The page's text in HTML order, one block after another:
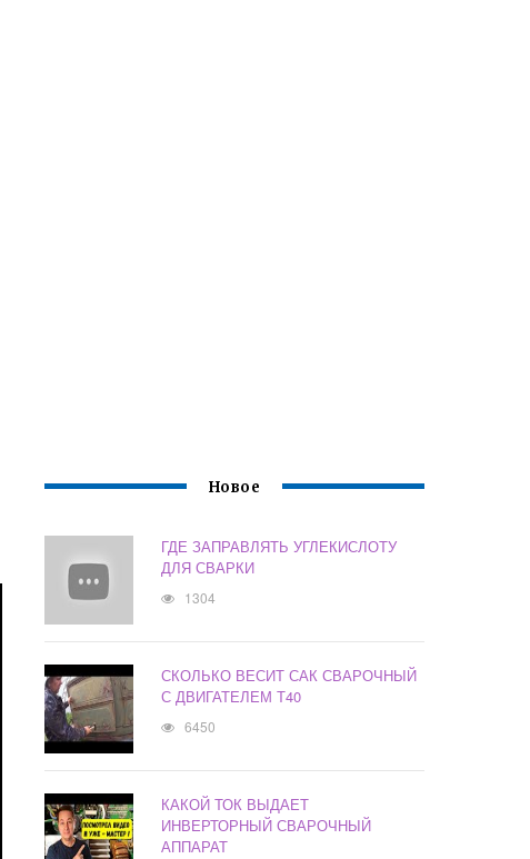
Новое
ГДЕ ЗАПРАВЛЯТЬ УГЛЕКИСЛОТУ
ДЛЯ СВАРКИ
1304
СКОЛЬКО ВЕСИТ САК СВАРОЧНЫЙ
С ДВИГАТЕЛЕМ Т40
6450
КАКОЙ ТОК ВЫДАЕТ
ИНВЕРТОРНЫЙ СВАРОЧНЫЙ
АППАРАТ